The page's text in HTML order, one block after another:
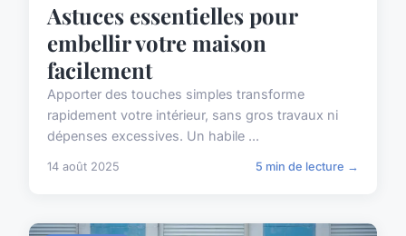
Astuces essentielles pour
embellir votre maison
facilement
Apporter des touches simples transforme
rapidement votre intérieur, sans gros travaux ni
dépenses excessives. Un habile ...
14 août 2025 5 min de lecture →